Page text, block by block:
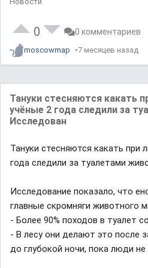
0 0 комментариев
moscowmap 7 месяцев назад
Тануки стесняются какать
учёные 2 года следили за
Исследован
Тануки стесняются какать при
года следили за туалетами
Исследование показало, что
главные скромняги животного
- Более 90% походов в туалет
- В лесу они делают это после
до глубокой ночи, пока люди не